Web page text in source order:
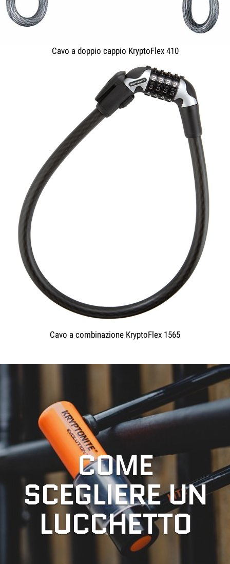
Cavo a doppio cappio KryptoFlex 410
Cavo a combinazione KryptoFlex 1565
COME
SCEGLIERE UN
LUCCHETTO